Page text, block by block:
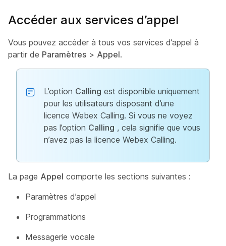
Accéder aux services d’appel
Vous pouvez accéder à tous vos services d’appel à
partir de Paramètres > Appel.
L’option Calling est disponible uniquement
pour les utilisateurs disposant d’une
licence Webex Calling. Si vous ne voyez
pas l’option Calling , cela signifie que vous
n’avez pas la licence Webex Calling.
La page Appel comporte les sections suivantes :
Paramètres d’appel
Programmations
Messagerie vocale